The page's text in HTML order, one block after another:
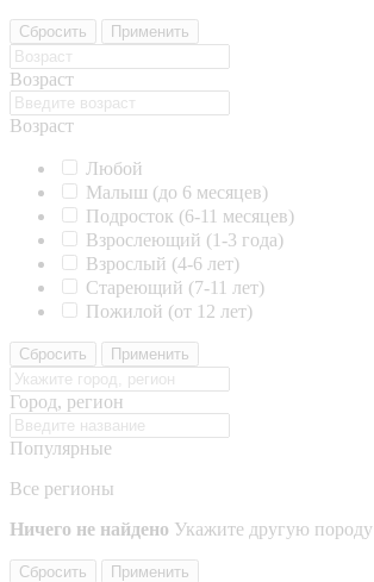
Сбросить Применить
Возраст
Возраст
Любой
Малыш (до 6 месяцев)
Подросток (6-11 месяцев)
Взрослеющий (1-3 года)
Взрослый (4-6 лет)
Стареющий (7-11 лет)
Пожилой (от 12 лет)
Сбросить Применить
Город, регион
Популярные
Все регионы
Ничего не найдено Укажите другую породу
Сбросить
Применить